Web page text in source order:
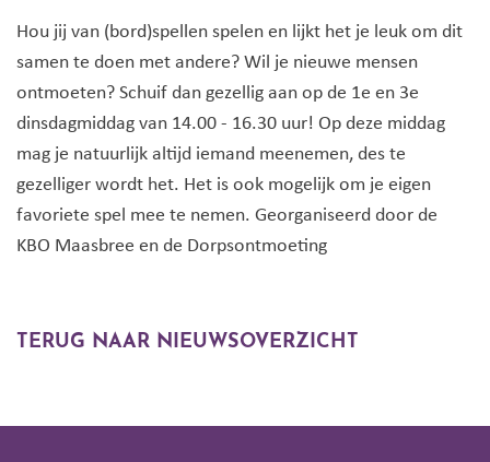
Hou jij van (bord)spellen spelen en lijkt het je leuk om dit
samen te doen met andere? Wil je nieuwe mensen
ontmoeten? Schuif dan gezellig aan op de 1e en 3e
dinsdagmiddag van 14.00 - 16.30 uur! Op deze middag
mag je natuurlijk altijd iemand meenemen, des te
gezelliger wordt het. Het is ook mogelijk om je eigen
favoriete spel mee te nemen. Georganiseerd door de
KBO Maasbree en de Dorpsontmoeting
TERUG NAAR NIEUWSOVERZICHT